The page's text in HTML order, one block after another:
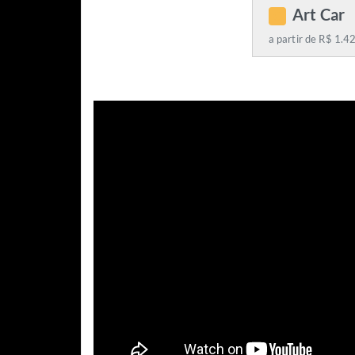
Art Car
a partir de R$